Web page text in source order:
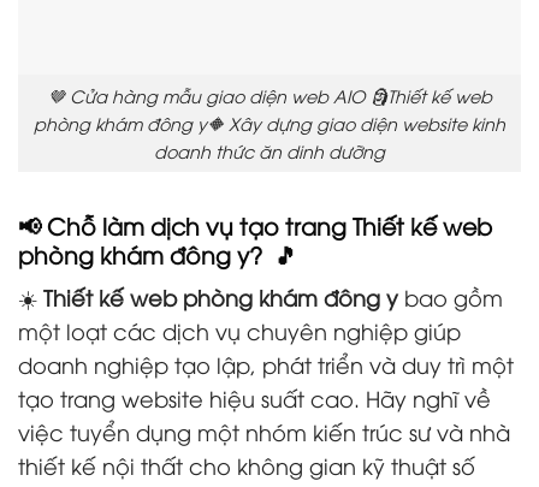
🤎 Cửa hàng mẫu giao diện web AIO 🗿Thiết kế web
phòng khám đông y🔶 Xây dựng giao diện website kinh
doanh thức ăn dinh dưỡng
📢 Chỗ làm dịch vụ tạo trang Thiết kế web
phòng khám đông y? 🎵
☀️ Thiết kế web phòng khám đông ybao gồm
một loạt các dịch vụ chuyên nghiệp giúp
doanh nghiệp tạo lập, phát triển và duy trì một
tạo trang website hiệu suất cao. Hãy nghĩ về
việc tuyển dụng một nhóm kiến trúc sư và nhà
thiết kế nội thất cho không gian kỹ thuật số